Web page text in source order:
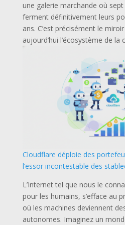
une galerie marchande où
ferment définitivement leurs
ans. C’est précisément le
aujourd’hui l’écosystème de
Cloudflare déploie des
l’essor incontestable des
L’Internet tel que nous le
pour les humains, s’efface au
où les machines deviennent
autonomes. Imaginez un